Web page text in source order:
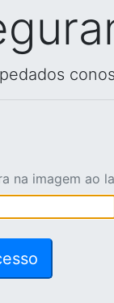
na imagem ao